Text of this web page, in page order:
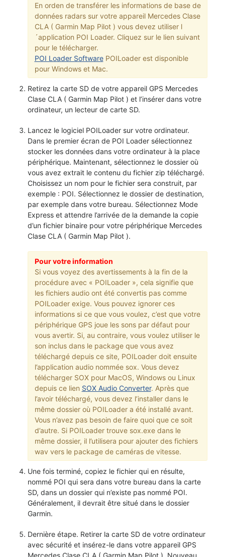
En orden de transférer les informations de base de
données radars sur votre appareil Mercedes Clase
CLA ( Garmin Map Pilot ) vous devez utiliser l
´application POI Loader. Cliquez sur le lien suivant
pour le télécharger.
POI Loader SoftwarePOILoader est disponible
pour Windows et Mac.
Retirez la carte SD de votre appareil GPS Mercedes
Clase CLA ( Garmin Map Pilot ) et l’insérer dans votre
ordinateur, un lecteur de carte SD.
Lancez le logiciel POILoader sur votre ordinateur.
Dans le premier écran de POI Loader sélectionnez
stocker les données dans votre ordinateur à la place
périphérique. Maintenant, sélectionnez le dossier où
vous avez extrait le contenu du fichier zip téléchargé.
Choisissez un nom pour le fichier sera construit, par
exemple : POI. Sélectionnez le dossier de destination,
par exemple dans votre bureau. Sélectionnez Mode
Express et attendre l’arrivée de la demande la copie
d’un fichier binaire pour votre périphérique Mercedes
Clase CLA ( Garmin Map Pilot ).
Pour votre information
Si vous voyez des avertissements à la fin de la
procédure avec « POILoader », cela signifie que
les fichiers audio ont été convertis pas comme
POILoader exige. Vous pouvez ignorer ces
informations si ce que vous voulez, c’est que votre
périphérique GPS joue les sons par défaut pour
vous avertir. Si, au contraire, vous voulez utiliser le
son inclus dans le package que vous avez
téléchargé depuis ce site, POILoader doit ensuite
l’application audio nommée sox. Vous devez
télécharger SOX pour MacOS, Windows ou Linux
depuis ce lien SOX Audio Converter. Après que
l’avoir téléchargé, vous devez l’installer dans le
même dossier où POILoader a été installé avant.
Vous n’avez pas besoin de faire quoi que ce soit
d’autre. Si POILoader trouve sox.exe dans le
même dossier, il l’utilisera pour ajouter des fichiers
wav vers le package de caméras de vitesse.
Une fois terminé, copiez le fichier qui en résulte,
nommé POI qui sera dans votre bureau dans la carte
SD, dans un dossier qui n’existe pas nommé POI.
Généralement, il devrait être situé dans le dossier
Garmin.
Dernière étape. Retirer la carte SD de votre ordinateur
avec sécurité et insérez-le dans votre appareil GPS
Mercedes Clase CLA ( Garmin Map Pilot ). Nouveau